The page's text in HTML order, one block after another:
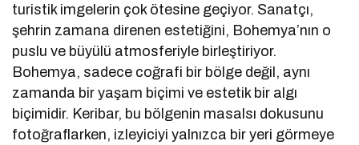
turistik imgelerin çok ötesine geçiyor. Sanatçı,
şehrin zamana direnen estetiğini, Bohemya’nın o
puslu ve büyülü atmosferiyle birleştiriyor.
Bohemya, sadece coğrafi bir bölge değil, aynı
zamanda bir yaşam biçimi ve estetik bir algı
biçimidir. Keribar, bu bölgenin masalsı dokusunu
fotoğraflarken, izleyiciyi yalnızca bir yeri görmeye